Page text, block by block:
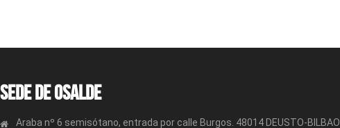
Sede de OSALDE
Araba nº 6 semisótano, entrada por calle Burgos. 48014 DEUSTO-BILBAO